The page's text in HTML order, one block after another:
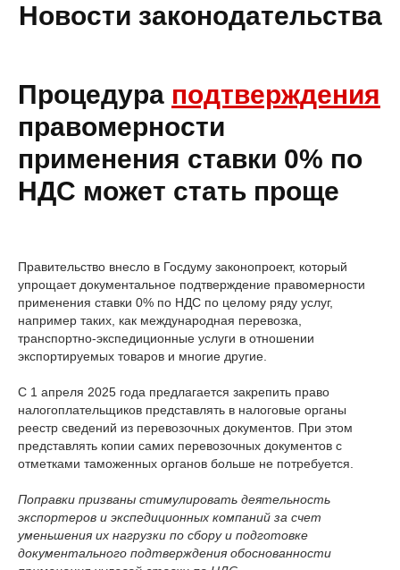
Новости законодательства
Процедура подтверждения
правомерности
применения ставки 0% по
НДС может стать проще
Правительство внесло в Госдуму законопроект, который
упрощает документальное подтверждение правомерности
применения ставки 0% по НДС по целому ряду услуг,
например таких, как международная перевозка,
транспортно-экспедиционные услуги в отношении
экспортируемых товаров и многие другие.
С 1 апреля 2025 года предлагается закрепить право
налогоплательщиков представлять в налоговые органы
реестр сведений из перевозочных документов. При этом
представлять копии самих перевозочных документов с
отметками таможенных органов больше не потребуется.
Поправки призваны стимулировать деятельность
экспортеров и экспедиционных компаний за счет
уменьшения их нагрузки по сбору и подготовке
документального подтверждения обоснованности